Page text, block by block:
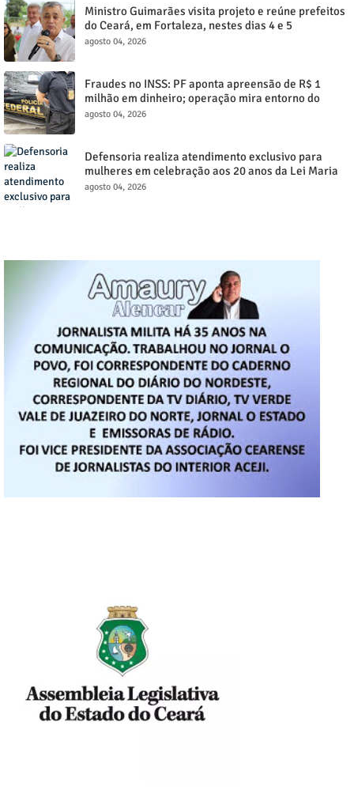
Ministro Guimarães visita projeto e reúne prefeitos
do Ceará, em Fortaleza, nestes dias 4 e 5
agosto 04, 2026
Fraudes no INSS: PF aponta apreensão de R$ 1
milhão em dinheiro; operação mira entorno do
senador Weverton Rocha
agosto 04, 2026
Defensoria realiza atendimento exclusivo para
mulheres em celebração aos 20 anos da Lei Maria
da Penha, nos dias (4) e (5), de agosto em Juazeiro
agosto 04, 2026